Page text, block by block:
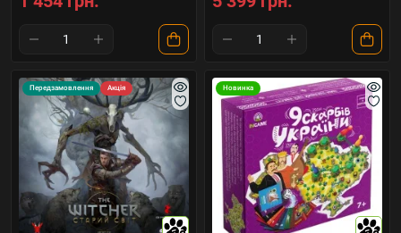
Передзамовлення Акція Новинка